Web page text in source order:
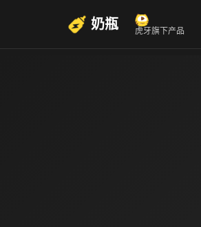
奶瓶 虎牙旗下产品